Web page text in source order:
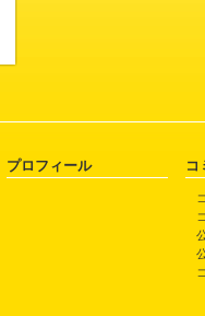
プロフィール コ